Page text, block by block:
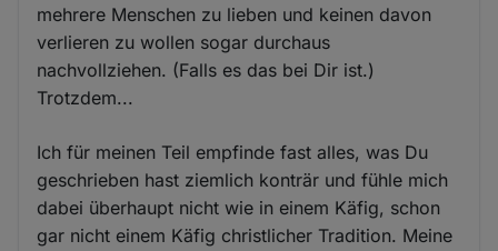
mehrere Menschen zu lieben und keinen davon
verlieren zu wollen sogar durchaus
nachvollziehen. (Falls es das bei Dir ist.)
Trotzdem...
Ich für meinen Teil empfinde fast alles, was Du
geschrieben hast ziemlich konträr und fühle mich
dabei überhaupt nicht wie in einem Käfig, schon
gar nicht einem Käfig christlicher Tradition. Meine